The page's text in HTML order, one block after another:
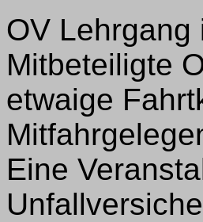
OV Lehrgang
Mitbeteiligte
etwaige
Eine